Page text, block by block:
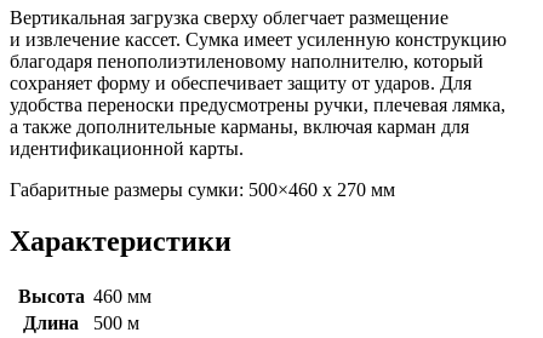
Вертикальная загрузка сверху облегчает размещение
и извлечение кассет. Сумка имеет усиленную конструкцию
благодаря пенополиэтиленовому наполнителю, который
сохраняет форму и обеспечивает защиту от ударов. Для
удобства переноски предусмотрены ручки, плечевая лямка,
а также дополнительные карманы, включая карман для
идентификационной карты.
Габаритные размеры сумки: 500×460 х 270 мм
Характеристики
Высота 460 мм
Длина
500 м